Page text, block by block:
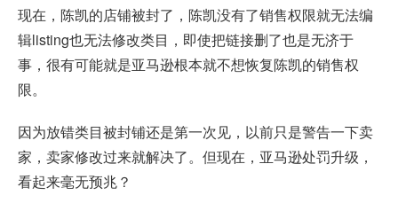
现在，陈凯的店铺被封了，陈凯没有了销售权限就无法编
辑listing也无法修改类目，即使把链接删了也是无济于
事，很有可能就是亚马逊根本就不想恢复陈凯的销售权
限。
因为放错类目被封铺还是第一次见，以前只是警告一下卖
家，卖家修改过来就解决了。但现在，亚马逊处罚升级，
看起来毫无预兆？